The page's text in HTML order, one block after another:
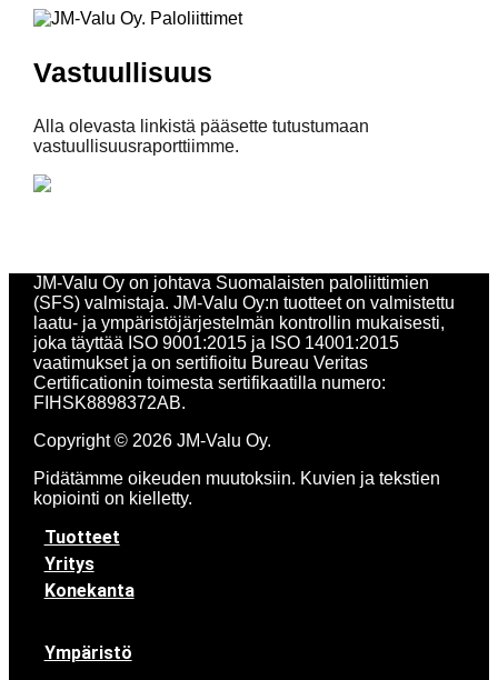
Vastuullisuus
Alla olevasta linkistä pääsette tutustumaan
vastuullisuusraporttiimme.
JM-Valu Oy on johtava Suomalaisten paloliittimien
(SFS) valmistaja. JM-Valu Oy:n tuotteet on valmistettu
laatu- ja ympäristöjärjestelmän kontrollin mukaisesti,
joka täyttää ISO 9001:2015 ja ISO 14001:2015
vaatimukset ja on sertifioitu Bureau Veritas
Certificationin toimesta sertifikaatilla numero:
FIHSK8898372AB.
Copyright © 2026 JM-Valu Oy.
Pidätämme oikeuden muutoksiin. Kuvien ja tekstien
kopiointi on kielletty.
Tuotteet
Yritys
Konekanta
Ympäristö